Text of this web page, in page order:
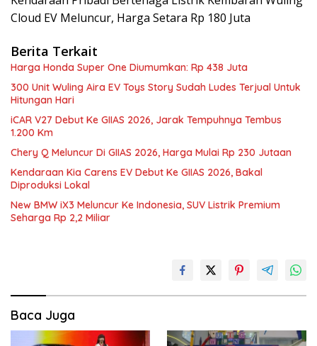
Cloud EV Meluncur, Harga Setara Rp 180 Juta
Berita Terkait
Harga Honda Super One Diumumkan: Rp 438 Juta
300 Unit Wuling Aira EV Toys Story Sudah Ludes Terjual Untuk
Hitungan Hari
iCAR V27 Debut Ke GIIAS 2026, Jarak Tempuhnya Tembus
1.200 Km
Chery Q Meluncur Di GIIAS 2026, Harga Mulai Rp 230 Jutaan
Kendaraan Kia Carens EV Debut Ke GIIAS 2026, Bakal
Diproduksi Lokal
New BMW iX3 Meluncur Ke Indonesia, SUV Listrik Premium
Seharga Rp 2,2 Miliar
Baca Juga